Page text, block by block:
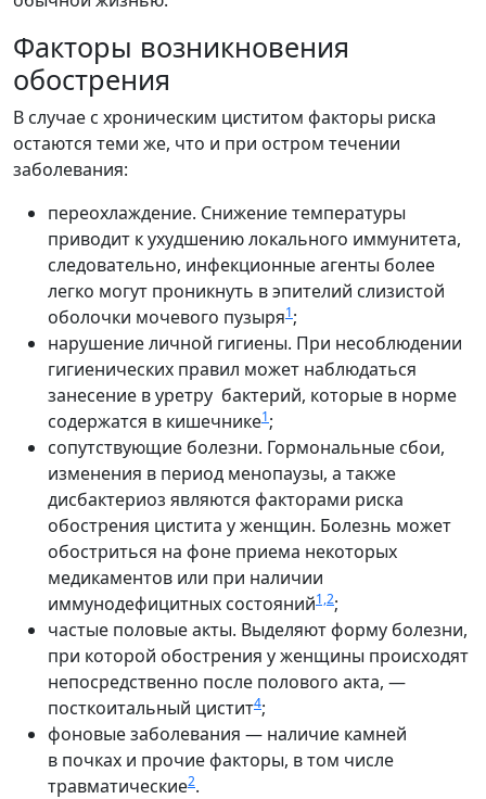
Факторы возникновения
обострения
В случае с хроническим циститом факторы риска
остаются теми же, что и при остром течении
заболевания:
переохлаждение. Снижение температуры
приводит к ухудшению локального иммунитета,
следовательно, инфекционные агенты более
легко могут проникнуть в эпителий слизистой
оболочки мочевого пузыря1;
нарушение личной гигиены. При несоблюдении
гигиенических правил может наблюдаться
занесение в уретру бактерий, которые в норме
содержатся в кишечнике1;
сопутствующие болезни. Гормональные сбои,
изменения в период менопаузы, а также
дисбактериоз являются факторами риска
обострения цистита у женщин. Болезнь может
обостриться на фоне приема некоторых
медикаментов или при наличии
иммунодефицитных состояний1,2;
частые половые акты. Выделяют форму болезни,
при которой обострения у женщины происходят
непосредственно после полового акта, —
посткоитальный цистит4;
фоновые заболевания — наличие камней
в почках и прочие факторы, в том числе
травматические2.